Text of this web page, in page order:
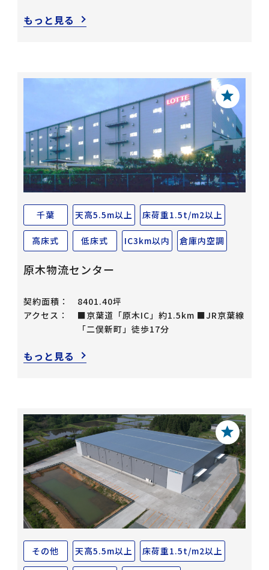
もっと見る
千葉 天高5.5m以上 床荷重1.5t/m2以上
高床式 低床式 IC3km以内 倉庫内空調
原木物流センター
契約面積：
8401.40坪
アクセス：
■京葉道「原木IC」約1.5km ■JR京葉線
「⼆俣新町」徒歩17分
もっと見る
その他 天高5.5m以上 床荷重1.5t/m2以上